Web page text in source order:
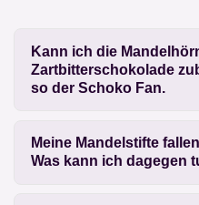
Kann ich die
Zartbitterschokolade
so der Schoko Fan.
Meine Mandelstifte
Was kann ich dagegen